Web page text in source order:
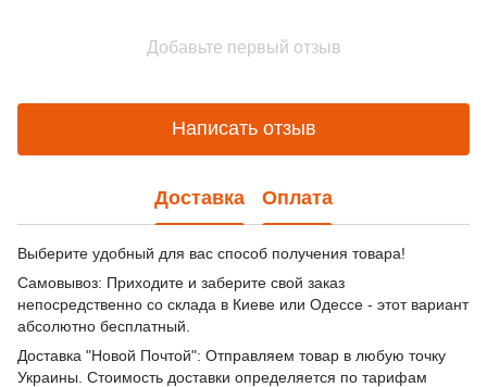
Добавьте первый отзыв
Написать отзыв
Доставка Оплата
Выберите удобный для вас способ получения товара!
Самовывоз: Приходите и заберите свой заказ
непосредственно со склада в Киеве или Одессе - этот вариант
абсолютно бесплатный.
Доставка "Новой Почтой": Отправляем товар в любую точку
Украины. Стоимость доставки определяется по тарифам